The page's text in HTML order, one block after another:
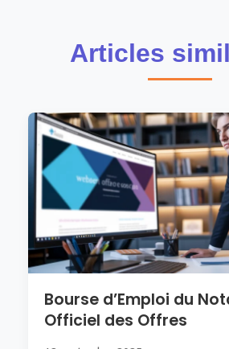
Articles
Bourse d’Emploi du
Officiel des Offres